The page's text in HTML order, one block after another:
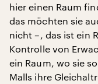
hier einen Raum
das möchten sie
nicht –, das ist ein
Kontrolle von
ein Raum, wo sie
Malls ihre